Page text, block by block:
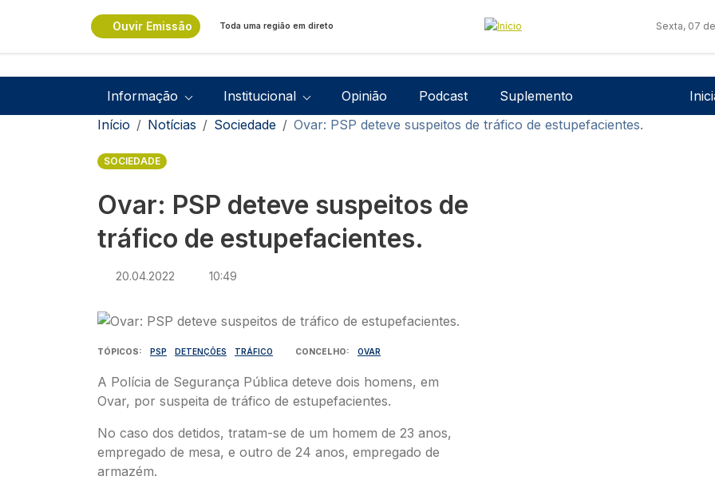
Ouvir Emissão Toda uma região em direto Sexta, 07
Navegação principal
Informação Institucional Opinião Podcast Suplemento
Navegação estrutural
Início Notícias Sociedade Ovar: PSP deteve suspeitos de tráfico de estupefacientes.
SOCIEDADE
Ovar: PSP deteve suspeitos de
tráfico de estupefacientes.
20.04.2022 10:49
Imagem
TÓPICOS PSP DETENÇÕES TRÁFICO CONCELHO OVAR
A Polícia de Segurança Pública deteve dois homens, em
Ovar, por suspeita de tráfico de estupefacientes.
No caso dos detidos, tratam-se de um homem de 23 anos,
empregado de mesa, e outro de 24 anos, empregado de
armazém.